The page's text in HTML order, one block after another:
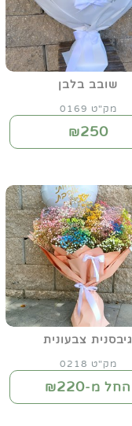
שובב בלבן
מק"ט 0169
₪250
גיבסנית צבעונית
מק"ט 0218
החל מ-₪220